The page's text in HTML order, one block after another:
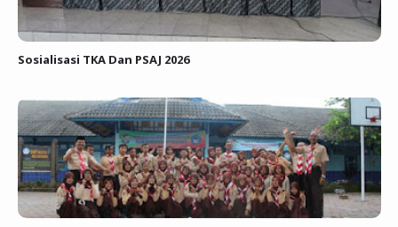
Sosialisasi TKA Dan PSAJ 2026